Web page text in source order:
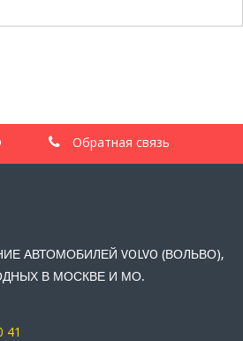
Обратная связь
АВТОМОБИЛЕЙ VOLVO (ВОЛЬВО),
В МОСКВЕ И МО.
41